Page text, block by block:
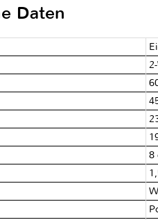
Daten
8